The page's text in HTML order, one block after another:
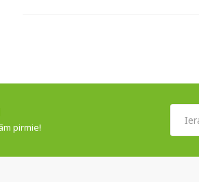
pirmie!